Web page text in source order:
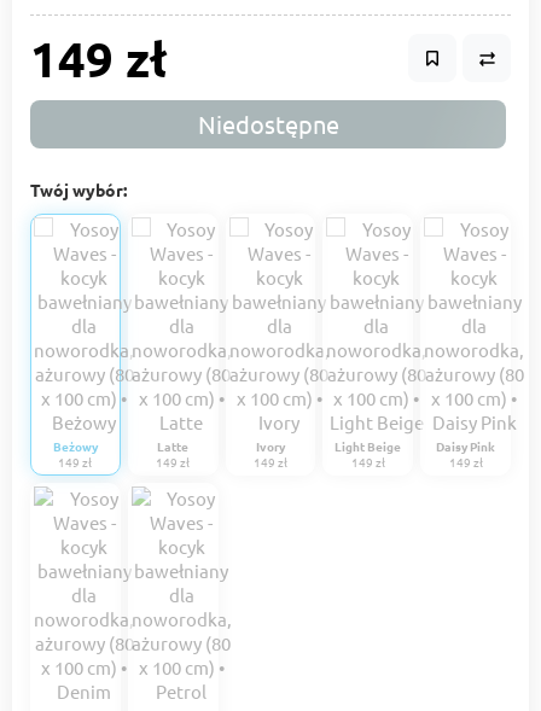
149 zł
Niedostępne
Twój wybór:
Beżowy
149 zł
Latte
149 zł
Ivory
149 zł
Light Beige
149 zł
Daisy Pink
149 zł